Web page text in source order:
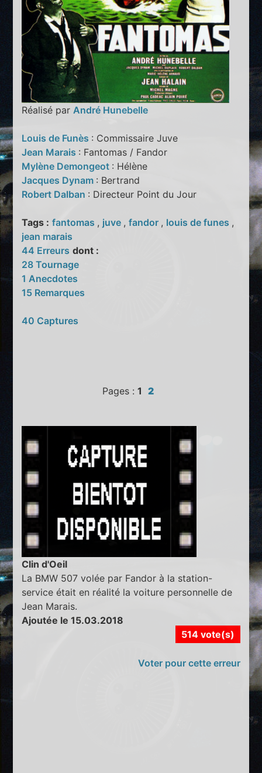
Réalisé par André Hunebelle
Louis de Funès : Commissaire Juve
Jean Marais : Fantomas / Fandor
Mylène Demongeot : Hélène
Jacques Dynam : Bertrand
Robert Dalban : Directeur Point du Jour
Tags : fantomas , juve ,fandor , louis de funes ,
jean marais
44 Erreurs dont :
28 Tournage
1 Anecdotes
15 Remarques
40 Captures
Pages : 1 2
Clin d'Oeil
La BMW 507 volée par Fandor à la station-
service était en réalité la voiture personnelle de
Jean Marais.
Ajoutée le 15.03.2018
514 vote(s)
Voter pour cette erreur